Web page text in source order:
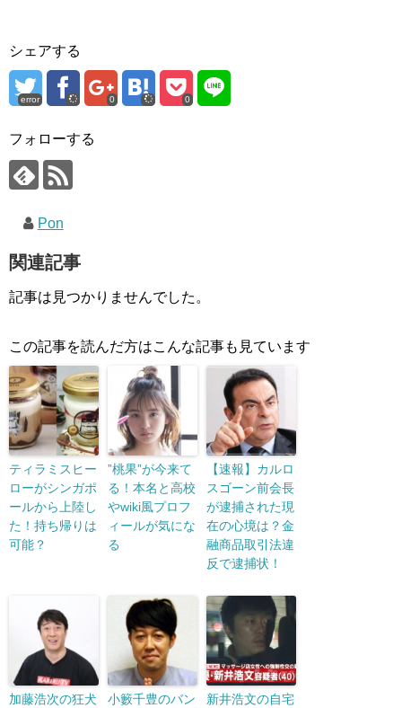
シェアする
error 0 0
フォローする
Pon
関連記事
記事は見つかりませんでした。
この記事を読んだ方はこんな記事も見ています
ティラミスヒー
ローがシンガポ
ールから上陸し
た！持ち帰りは
可能？
”桃果”が今来て
る！本名と高校
やwiki風プロフ
ィールが気にな
る
【速報】カルロ
スゴーン前会長
が逮捕された現
在の心境は？金
融商品取引法違
反で逮捕状！
加藤浩次の狂犬
小籔千豊のバン
新井浩文の自宅